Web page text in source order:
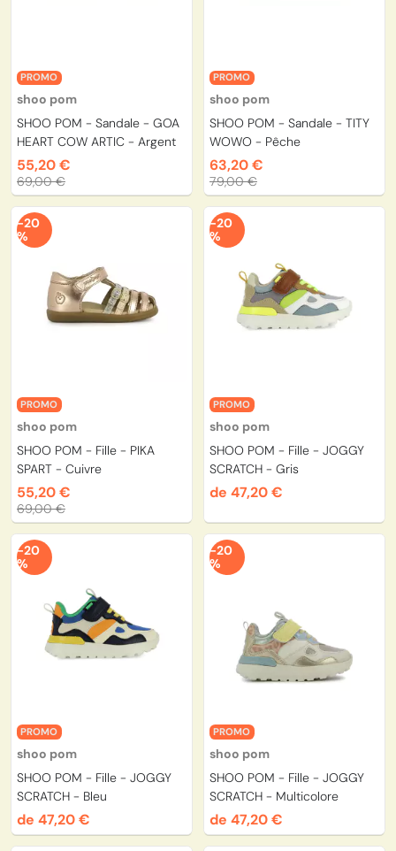
PROMO
shoo pom
SHOO POM - Sandale - GOA
HEART COW ARTIC - Argent
55,20 €
69,00 €
PROMO
shoo pom
SHOO POM - Sandale - TITY
WOWO - Pêche
63,20 €
79,00 €
PROMO
shoo pom
SHOO POM - Fille - PIKA
SPART - Cuivre
55,20 €
69,00 €
-20
%
PROMO
shoo pom
SHOO POM - Fille - JOGGY
SCRATCH - Gris
de 47,20 €
-20
%
PROMO
shoo pom
SHOO POM - Fille - JOGGY
SCRATCH - Bleu
de 47,20 €
-20
%
PROMO
shoo pom
SHOO POM - Fille - JOGGY
SCRATCH - Multicolore
de 47,20 €
-20
%